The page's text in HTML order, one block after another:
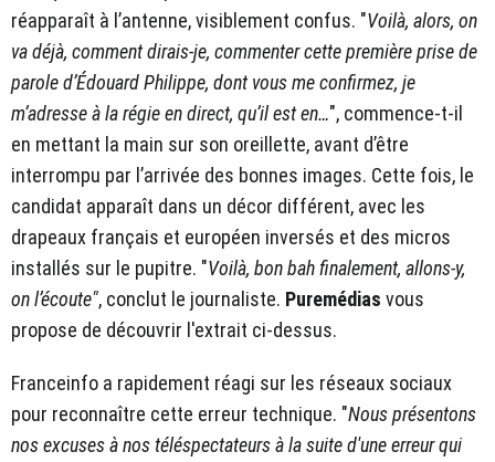
réapparaît à l’antenne, visiblement confus. "Voilà, alors, on
va déjà, comment dirais-je, commenter cette première prise de
parole d’Édouard Philippe, dont vous me confirmez, je
m’adresse à la régie en direct, qu’il est en…", commence-t-il
en mettant la main sur son oreillette, avant d’être
interrompu par l’arrivée des bonnes images. Cette fois, le
candidat apparaît dans un décor différent, avec les
drapeaux français et européen inversés et des micros
installés sur le pupitre. "Voilà, bon bah finalement, allons-y,
on l’écoute", conclut le journaliste. Puremédias vous
propose de découvrir l'extrait ci-dessus.
Franceinfo a rapidement réagi sur les réseaux sociaux
pour reconnaître cette erreur technique. "Nous présentons
nos excuses à nos téléspectateurs à la suite d'une erreur qui